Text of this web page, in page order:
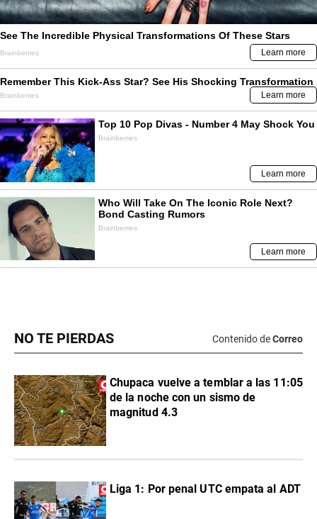
NO TE PIERDAS Contenido deCorreo
Chupaca vuelve a temblar a las 11:05
de la noche con un sismo de
magnitud 4.3
Liga 1: Por penal UTC empata al ADT